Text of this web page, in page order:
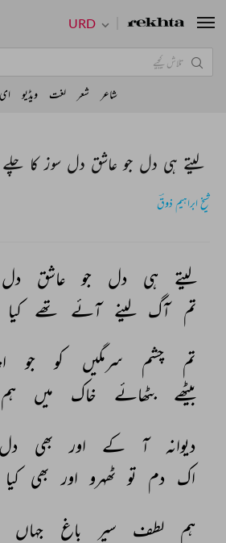
لیتے ہی دل جو عاشق دل سوز کا چلے
شیخ ابراہیم ذوقؔ
لیتے ہی دل جو عاشق دل
تم آگ لینے آئے تھے کیا
تم
چشم سرمگیں کو جو
بیٹھے
بٹھائے خاک میں ہم
دیوانہ
آ کے اور بھی دل
اک دم تو ٹھہرو اور بھی کیا
ہم
لطف سیر باغ جہاں
URD
شاعر شعر لغت ویڈیو